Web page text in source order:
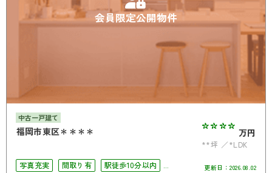
会員限定公開物件
中古一戸建て
福岡市東区＊＊＊＊ **** 万円
**坪
*LDK
写真充実
間取り有
駅徒歩10分以内
更新日： 2026.08.02